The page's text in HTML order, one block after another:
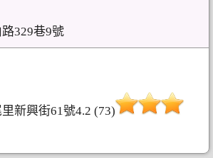
329巷9號
新興街61號4.2 (73)